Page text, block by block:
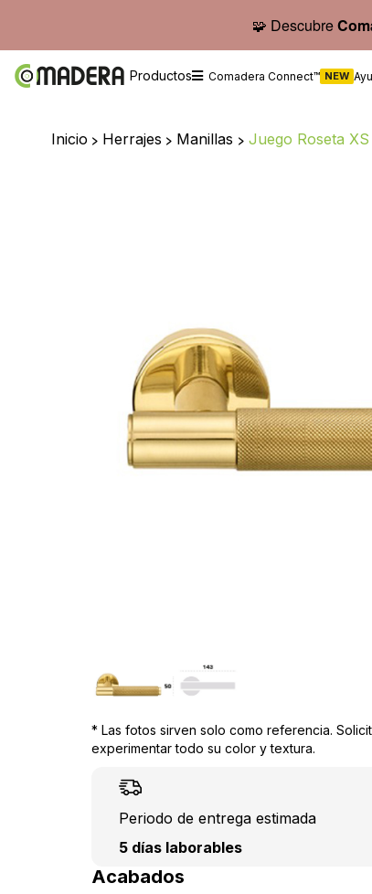
🧩 Descubre
Productos Comadera Connect™ NEW
Inicio > Herrajes > Manillas > Juego Roseta
* Las fotos sirven solo como referencia.
experimentar todo su color y textura.
Periodo de entrega estimada
5 días laborables
Acabados